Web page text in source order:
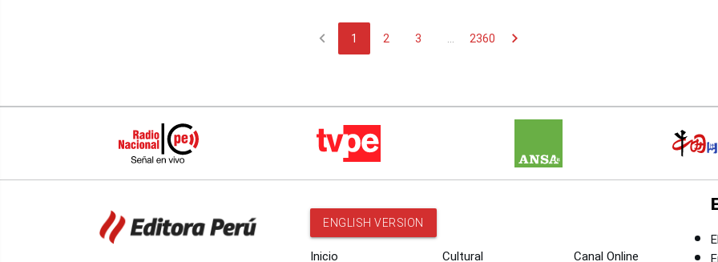
chevron_left 1 2 3 2360 chevron_right
ENGLISH VERSION
Inicio Cultural Canal Online